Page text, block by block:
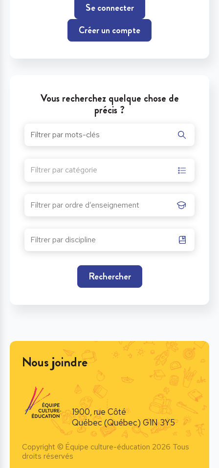
Se connecter
Créer un compte
Vous recherchez quelque chose de
précis ?
Filtrer par catégorie
Rechercher
Nous joindre
1900, rue Côté
Québec (Québec) G1N 3Y5
Copyright © Équipe culture-éducation 2026 Tous
droits réservés